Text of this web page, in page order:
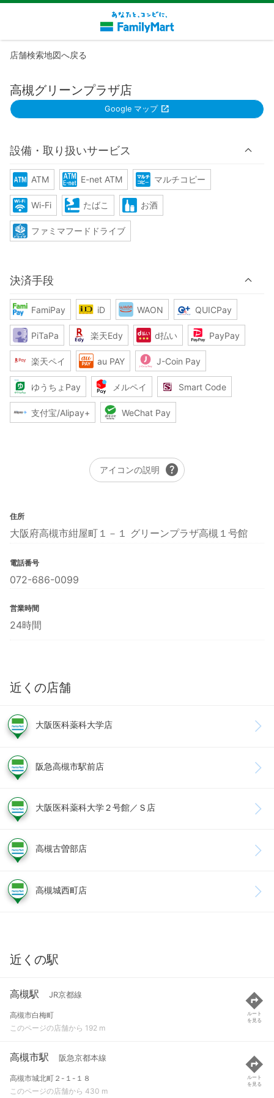
店舗検索地図へ戻る
高槻グリーンプラザ店
Google マップ
設備・取り扱いサービス
ATM E-net ATM マルチコピー
Wi-Fi たばこ お酒
ファミマフードドライブ
決済手段
FamiPay iD WAON QUICPay
PiTaPa 楽天Edy d払い PayPay
楽天ペイ au PAY J-Coin Pay
ゆうちょPay メルペイ Smart Code
支付宝/Alipay+ WeChat Pay
アイコンの説明 help
住所
大阪府高槻市紺屋町１－１ グリーンプラザ高槻１号館
電話番号
072-686-0099
営業時間
24時間
近くの店舗
大阪医科薬科大学店
阪急高槻市駅前店
大阪医科薬科大学２号館／Ｓ店
高槻古曽部店
高槻城西町店
近くの駅
高槻駅 JR京都線
高槻市白梅町
このページの店舗から 192 m
ルート
を見る
高槻市駅 阪急京都本線
高槻市城北町２-１-１８
このページの店舗から 430 m
ルート
を見る